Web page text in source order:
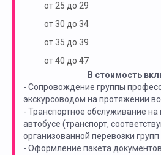
от 25 до 29
от 30 до 34
от 35 до 39
от 40 до 47
В стоимость
- Сопровождение группы
экскурсоводом на протяжении
- Транспортное обслуживание
автобусе (транспорт,
организованной перевозки групп
- Оформление пакета